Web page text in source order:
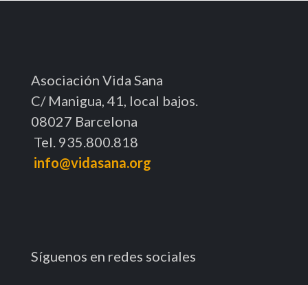
Asociación Vida Sana
C/ Manigua, 41, local bajos.
08027 Barcelona
Tel. 935.800.818
info@vidasana.org
Síguenos en redes sociales